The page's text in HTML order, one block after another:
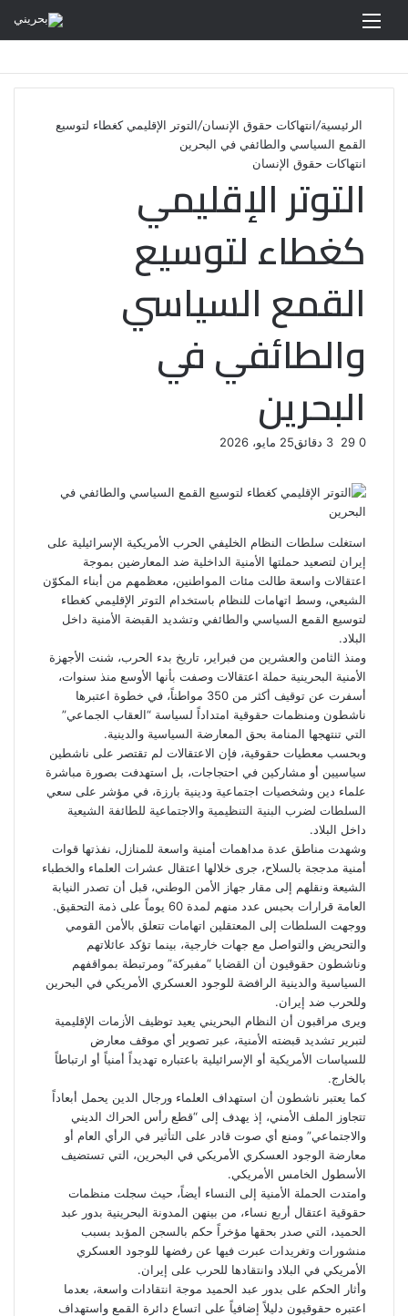
الرئيسية/انتهاكات حقوق الإنسان/التوتر الإقليمي كغطاء لتوسيع
القمع السياسي والطائفي في البحرين
انتهاكات حقوق الإنسان
التوتر الإقليمي
كغطاء لتوسيع
القمع السياسي
والطائفي في
البحرين
25 مايو، 2026 0
ي
س
ب
و
ي
ت
ي
ن
ك
ن
u
m
b
l
r
ن
ت
ي
ي
e
d
d
t
ت
س
ا
ب
استغلت سلطات النظام الخليفي الحرب الأمريكية الإسرائيلية على
إيران لتصعيد حملتها الأمنية الداخلية ضد المعارضين بموجة
اعتقالات واسعة طالت مئات المواطنين، معظمهم من أبناء المكوّن
الشيعي، وسط اتهامات للنظام باستخدام التوتر الإقليمي كغطاء
لتوسيع القمع السياسي والطائفي وتشديد القبضة الأمنية داخل
البلاد.
ومنذ الثامن والعشرين من فبراير، تاريخ بدء الحرب، شنت الأجهزة
الأمنية البحرينية حملة اعتقالات وصفت بأنها الأوسع منذ سنوات،
أسفرت عن توقيف أكثر من 350 مواطناً، في خطوة اعتبرها
ناشطون ومنظمات حقوقية امتداداً لسياسة “العقاب الجماعي”
التي تنتهجها المنامة بحق المعارضة السياسية والدينية.
وبحسب معطيات حقوقية، فإن الاعتقالات لم تقتصر على ناشطين
سياسيين أو مشاركين في احتجاجات، بل استهدفت بصورة مباشرة
علماء دين وشخصيات اجتماعية ودينية بارزة، في مؤشر على سعي
السلطات لضرب البنية التنظيمية والاجتماعية للطائفة الشيعية
داخل البلاد.
وشهدت مناطق عدة مداهمات أمنية واسعة للمنازل، نفذتها قوات
أمنية مدججة بالسلاح، جرى خلالها اعتقال عشرات العلماء والخطباء
الشيعة ونقلهم إلى مقار جهاز الأمن الوطني، قبل أن تصدر النيابة
العامة قرارات بحبس عدد منهم لمدة 60 يوماً على ذمة التحقيق.
ووجهت السلطات إلى المعتقلين اتهامات تتعلق بالأمن القومي
والتحريض والتواصل مع جهات خارجية، بينما تؤكد عائلاتهم
وناشطون حقوقيون أن القضايا “مفبركة” ومرتبطة بمواقفهم
السياسية والدينية الرافضة للوجود العسكري الأمريكي في البحرين
وللحرب ضد إيران.
ويرى مراقبون أن النظام البحريني يعيد توظيف الأزمات الإقليمية
لتبرير تشديد قبضته الأمنية، عبر تصوير أي موقف معارض
للسياسات الأمريكية أو الإسرائيلية باعتباره تهديداً أمنياً أو ارتباطاً
بالخارج.
كما يعتبر ناشطون أن استهداف العلماء ورجال الدين يحمل أبعاداً
تتجاوز الملف الأمني، إذ يهدف إلى “قطع رأس الحراك الديني
والاجتماعي” ومنع أي صوت قادر على التأثير في الرأي العام أو
معارضة الوجود العسكري الأمريكي في البحرين، التي تستضيف
الأسطول الخامس الأمريكي.
وامتدت الحملة الأمنية إلى النساء أيضاً، حيث سجلت منظمات
حقوقية اعتقال أربع نساء، من بينهن المدونة البحرينية بدور عبد
الحميد، التي صدر بحقها مؤخراً حكم بالسجن المؤبد بسبب
منشورات وتغريدات عبرت فيها عن رفضها للوجود العسكري
الأمريكي في البلاد وانتقادها للحرب على إيران.
وأثار الحكم على بدور عبد الحميد موجة انتقادات واسعة، بعدما
اعتبره حقوقيون دليلاً إضافياً على اتساع دائرة القمع واستهداف